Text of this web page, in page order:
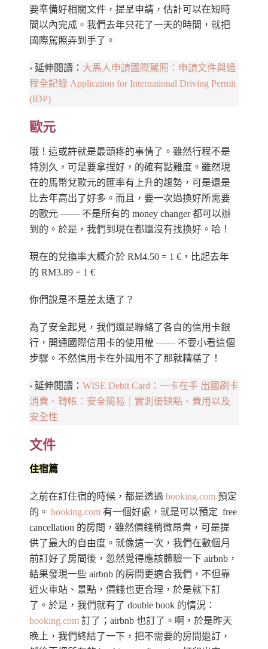
要準備好相關文件，提呈申請，估計可以在短時
間以內完成。我們去年只花了一天的時間，就把
國際駕照弄到手了。
› 延伸閱讀： 大馬人申請國際駕照：申請文件與過
程全記錄 Application for International Driving Permit
(IDP)
歐元
哦！這或許就是最頭疼的事情了。雖然行程不是
特別久，可是要拿捏好，的確有點難度。雖然現
在的馬幣兌歐元的匯率有上升的趨勢，可是還是
比去年高出了好多。而且，要一次過換好所需要
的歐元 —— 不是所有的 money changer 都可以辦
到的。於是，我們到現在都還沒有找換好。哈！
現在的兌換率大概介於 RM4.50 = 1 €，比起去年
的 RM3.89 = 1 €
你們說是不是差太遠了？
為了安全起見，我們還是聯絡了各自的信用卡銀
行，開通國際信用卡的使用權 —— 不要小看這個
步驟。不然信用卡在外國用不了那就糟糕了！
› 延伸閱讀： WISE Debit Card：一卡在手 出國刷卡
消費、轉帳：安全簡易｜實測優缺點、費用以及
安全性
文件
住宿篇
之前在訂住宿的時候，都是透過 booking.com 預定
的。 booking.com 有一個好處，就是可以預定 free
cancellation 的房間，雖然價錢稍微昂貴，可是提
供了最大的自由度。就像這一次，我們在數個月
前訂好了房間後，忽然覺得應該體驗一下 airbnb，
結果發現一些 airbnb 的房間更適合我們，不但靠
近火車站、景點，價錢也更合理，於是就下訂
了。於是，我們就有了 double book 的情況：
booking.com 訂了；airbnb 也訂了。啊，於是昨天
晚上，我們終結了一下，把不需要的房間退訂，